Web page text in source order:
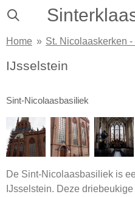
Ga
naar
hoofdinhoud
Home » St. Nicolaaskerken
IJsselstein
Sint-Nicolaasbasiliek
De Sint-Nicolaasbasiliek is
IJsselstein. Deze